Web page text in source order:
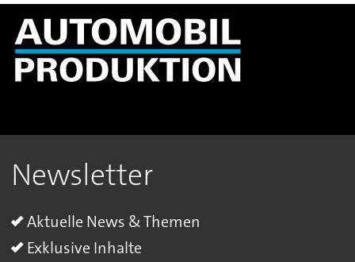
Newsletter
Aktuelle News & Themen
Exklusive Inhalte